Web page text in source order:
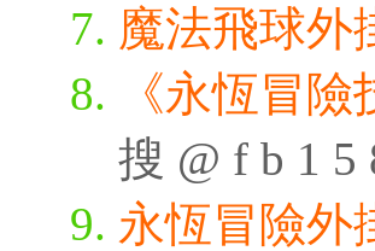
魔法飛球外
《永恆冒
搜 @ f b 1 5
永恆冒險外